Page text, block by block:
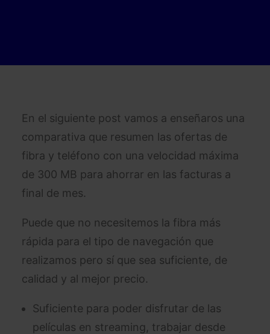
En el siguiente post vamos a enseñaros una
comparativa que resumen las ofertas de
fibra y teléfono con una velocidad máxima
de 300 MB para ahorrar en las facturas a
final de mes.
Puede que no necesitemos la fibra más
rápida para el tipo de navegación que
realizamos pero sí que sea suficiente, de
calidad y al mejor precio.
Suficiente para poder disfrutar de las
películas en streaming, trabajar desde